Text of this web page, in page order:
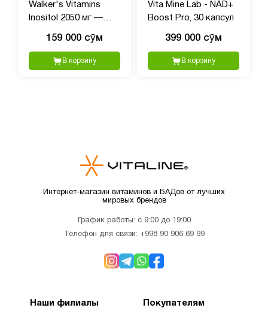
Walker's Vitamins
Inositol 2050 мг —
женского здоровья,
90 капсул
159 000 сӯм
В корзину
Vita Mine Lab - NAD+
Boost Pro, 30 капсул
399 000 сӯм
В корзину
Интернет-магазин витаминов и БАДов от лучших
мировых брендов
График работы: с 9:00 до 19:00
Телефон для связи: +998 90 906 69 99
Наши филиалы Покупателям